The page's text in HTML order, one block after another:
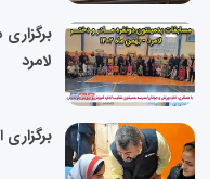
لامرد
برگزاری